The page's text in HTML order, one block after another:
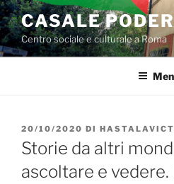
Salta
al
contenuto
CASALE
Centro sociale e culturale a Roma
PUBBLICATO
IL
20/10/2020 DI
Storie da altri
ascoltare e